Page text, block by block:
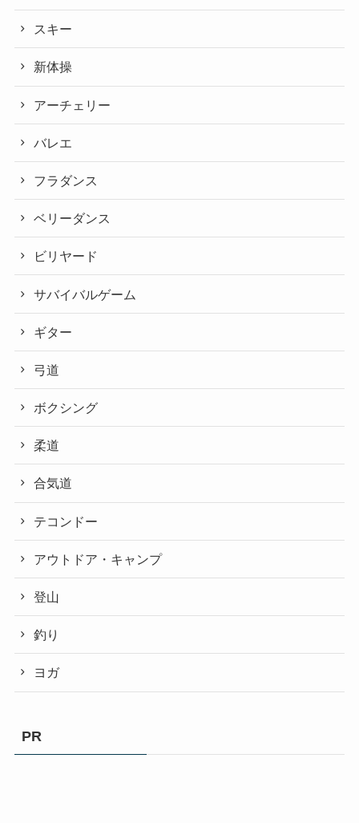
スキー
新体操
アーチェリー
バレエ
フラダンス
ベリーダンス
ビリヤード
サバイバルゲーム
ギター
弓道
ボクシング
柔道
合気道
テコンドー
アウトドア・キャンプ
登山
釣り
ヨガ
PR